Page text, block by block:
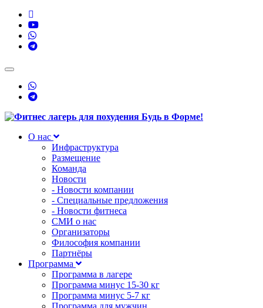
Toggle
navigation
О нас
Инфраструктура
Размещение
Команда
Новости
- Новости компании
- Специальные предложения
- Новости фитнеса
СМИ о нас
Организаторы
Философия компании
Партнёры
Программа
Программа в лагере
Программа минус 15-30 кг
Программа минус 5-7 кг
Программа для мужчин